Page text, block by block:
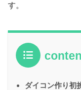
す。
ダイコン作り初